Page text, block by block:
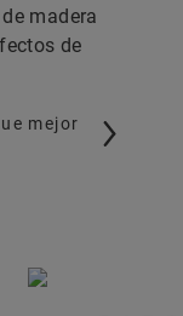
madera
de
mejor